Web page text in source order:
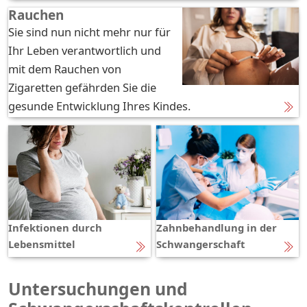
Rauchen
Sie sind nun nicht mehr nur für
Ihr Leben verantwortlich und
mit dem Rauchen von
Zigaretten gefährden Sie die
gesunde Entwicklung Ihres Kindes.
Infektionen durch
Lebensmittel
Zahnbehandlung in der
Schwangerschaft
Untersuchungen und